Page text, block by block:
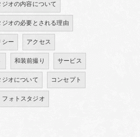
オの内容について
ジオの必要とされる理由
シー アクセス
和装前撮り サービス
ジオについて コンセプト
フォトスタジオ